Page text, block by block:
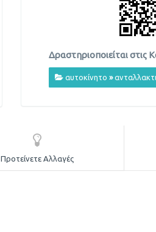
Δραστηριοποιείται στις
αυτοκίνητο »
Προτείνετε Αλλαγές